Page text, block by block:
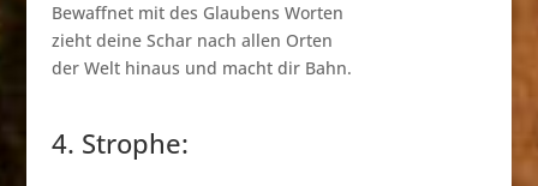
Bewaffnet mit des Glaubens Worten
zieht deine Schar nach allen Orten
der Welt hinaus und macht dir Bahn.
4. Strophe: